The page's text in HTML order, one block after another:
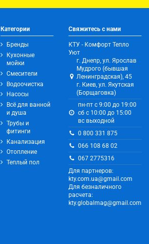
Категории
Бренды
Кухонные
мойки
Смесители
Водоочистка
Насосы
Всё для ванной
и душа
Трубы и
фитинги
Канализация
Отопление
Теплый пол
Свяжитесь с нами
КТУ - Комфорт Тепло
Уют
г. Днепр, ул. Ярослав
Мудрого (бывшая
Ленинградская), 45
г. Киев, ул. Якутская
(Борщаговка)
пн-пт с 9:00 до 19:00
сб с 10:00 до 15:00
вс выходной
0 800 331 875
066 108 68 02
067 2775316
Для партнеров:
kty.com.ua@gmail.com
Для безналичного
расчета:
kty.globalmag@gmail.com